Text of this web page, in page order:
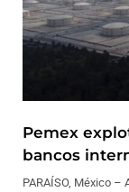
Pemex
bancos
PARAÍSO, México –